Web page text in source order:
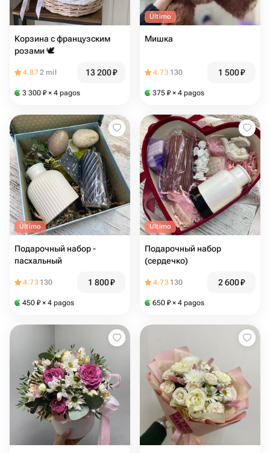
Корзина с французским
розами 🕊️
4.872 mil 13 200₽
3 300 ₽ × 4 pagos
Último
Мишка
4.73 130 1 500₽
375 ₽ × 4 pagos
Último
Подарочный набор -
пасхальный
4.73 130 1 800₽
450 ₽ × 4 pagos
Último
Подарочный набор
(сердечко)
4.73 130 2 600₽
650 ₽ × 4 pagos